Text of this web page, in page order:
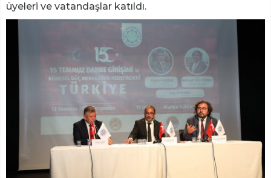
üyeleri ve vatandaşlar katıldı.